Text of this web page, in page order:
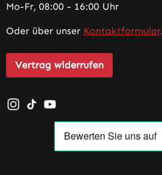
Mo-Fr, 08:00 - 16:00 Uhr
Oder über unser Kontaktformular
Vertrag widerrufen
Schau auf Instagram vorbei –
Sieh dir unsere TikTok-
Sieh dir unsere Videos